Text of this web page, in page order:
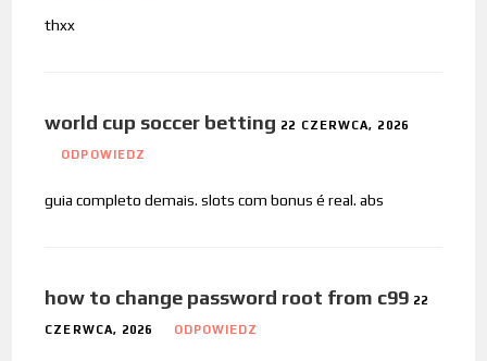
thxx
world cup soccer betting 22 CZERWCA, 2026
ODPOWIEDZ
guia completo demais. slots com bonus é real. abs
how to change password root from c99 22
CZERWCA, 2026 ODPOWIEDZ